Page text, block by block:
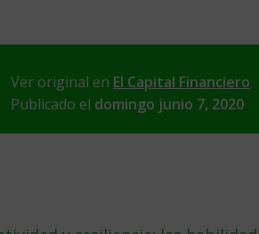
Ver original en El Capital Financiero
Publicado el domingo junio 7, 2020